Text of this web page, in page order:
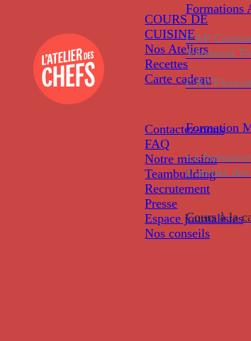
Formations
CAP
Vêtement
CAP
Formation
La
L’atelier
Cours à la
COURS DE
CUISINE
Nos Ateliers
Recettes
Carte cadeau
Contactez-nous
FAQ
Notre mission
Teambuilding
Recrutement
Presse
Espace journalistes
Nos conseils